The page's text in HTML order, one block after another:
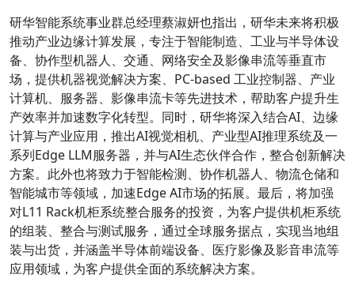
研华智能系统事业群总经理蔡淑妍也指出，研华未来将积极
推动产业边缘计算发展，专注于智能制造、工业与半导体设
备、协作型机器人、交通、网络安全及影像串流等垂直市
场，提供机器视觉解决方案、PC-based 工业控制器、产业
计算机、服务器、影像串流卡等先进技术，帮助客户提升生
产效率并加速数字化转型。同时，研华将深入结合AI、边缘
计算与产业应用，推出AI视觉相机、产业型AI推理系统及一
系列Edge LLM服务器，并与AI生态伙伴合作，整合创新解决
方案。此外也将致力于智能检测、协作机器人、物流仓储和
智能城市等领域，加速Edge AI市场的拓展。最后，将加强
对L11 Rack机柜系统整合服务的投资，为客户提供机柜系统
的组装、整合与测试服务，通过全球服务据点，实现当地组
装与出货，并涵盖半导体前端设备、医疗影像及影音串流等
应用领域，为客户提供全面的系统解决方案。